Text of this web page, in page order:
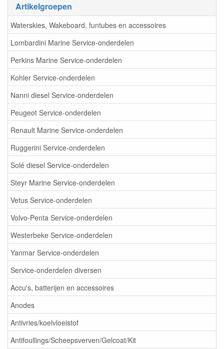
Artikelgroepen
Waterskies, Wakeboard, funtubes en accessoires
Lombardini Marine Service-onderdelen
Perkins Marine Service-onderdelen
Kohler Service-onderdelen
Nanni diesel Service-onderdelen
Peugeot Service-onderdelen
Renault Marine Service-onderdelen
Ruggerini Service-onderdelen
Solé diesel Service-onderdelen
Steyr Marine Service-onderdelen
Vetus Service-onderdelen
Volvo-Penta Service-onderdelen
Westerbeke Service-onderdelen
Yanmar Service-onderdelen
Service-onderdelen diversen
Accu's, batterijen en accessoires
Anodes
Antivries/koelvloeistof
Antifoullings/Scheepsverven/Gelcoat/Kit